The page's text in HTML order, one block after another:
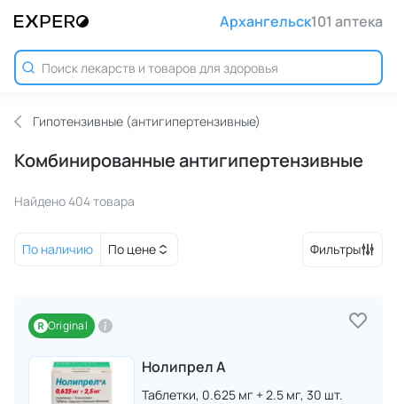
Архангельск101 аптека
Гипотензивные (антигипертензивные)
Комбинированные антигипертензивные
Найдено 404 товара
По наличию По цене Фильтры
Original
Нолипрел А
Таблетки, 0.625 мг + 2.5 мг, 30 шт.